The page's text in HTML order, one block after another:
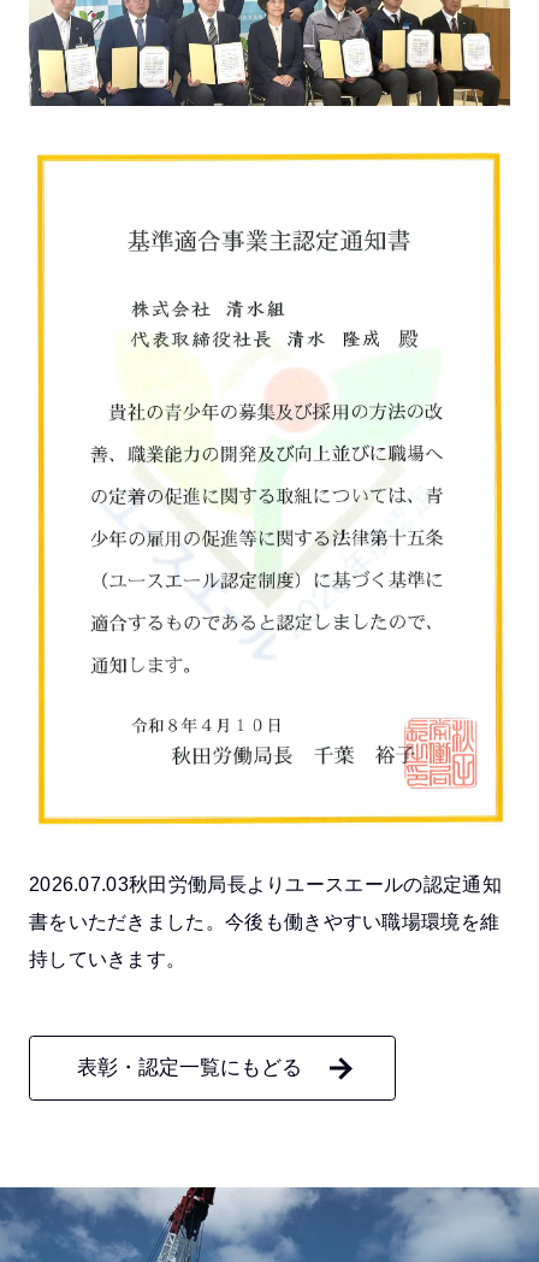
2026.07.03秋田労働局長よりユースエールの認定通知
書をいただきました。今後も働きやすい職場環境を維
持していきます。
表彰・認定一覧にもどる